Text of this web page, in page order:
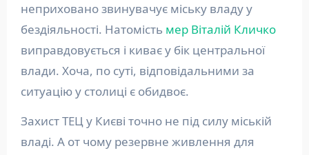
неприховано звинувачує міську владу у
бездіяльності. Натомість мер Віталій Кличко
виправдовується і киває у бік центральної
влади. Хоча, по суті, відповідальними за
ситуацію у столиці є обидвоє.
Захист ТЕЦ у Києві точно не під силу міській
владі. А от чому резервне живлення для